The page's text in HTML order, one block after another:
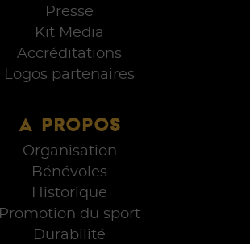
Presse
Kit Media
Accréditations
Logos partenaires
A PROPOS
Organisation
Bénévoles
Historique
Promotion du sport
Durabilité